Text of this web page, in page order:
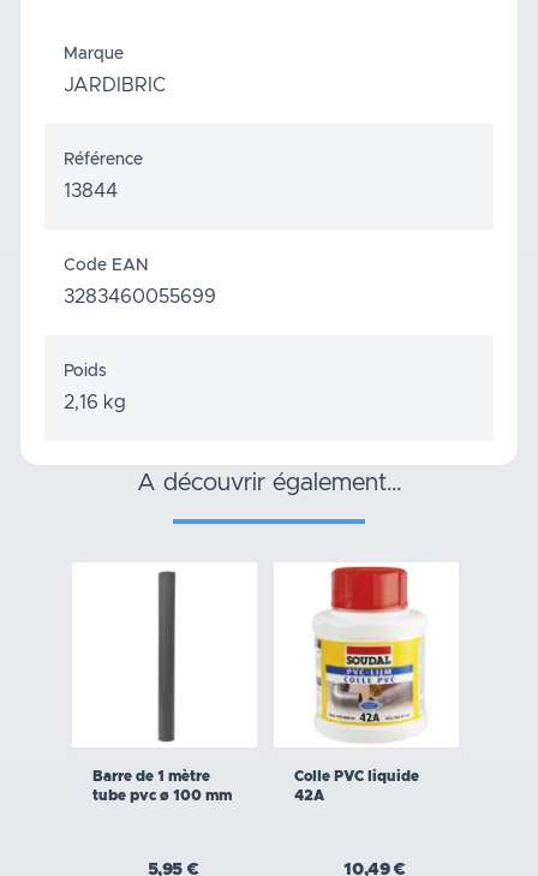
Marque
JARDIBRIC
Référence
13844
Code EAN
3283460055699
Poids
2,16 kg
a découvrir également…
Barre de 1 mètre
tube pvc ø 100 mm
5,95 €
Colle PVC liquide
42A
10,49 €